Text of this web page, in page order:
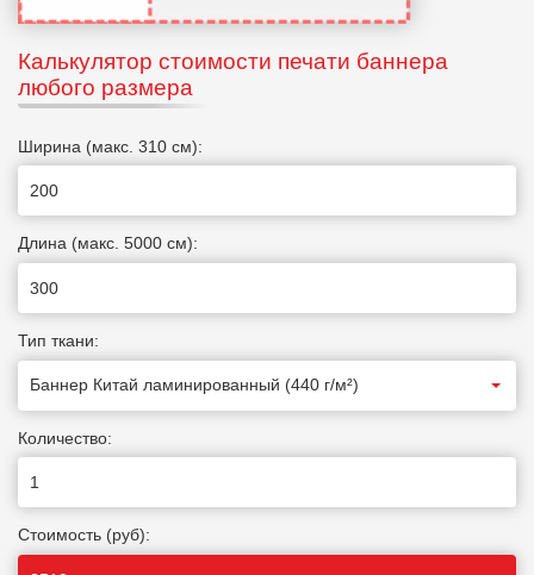
Калькулятор стоимости печати баннера
любого размера
Ширина (макс. 310 см):
Длина (макс. 5000 см):
Тип ткани:
Количество:
Стоимость (руб):